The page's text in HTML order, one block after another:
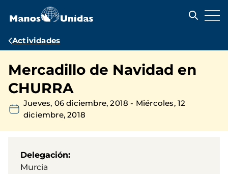
contenido
Ruta
navegación
Actividades
Mercadillo de Navidad en
CHURRA
Jueves, 06 diciembre, 2018 - Miércoles, 12
diciembre, 2018
Delegación
Murcia